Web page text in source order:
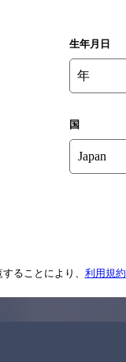
どの掲載情報については、
生年月日
年
国
することにより、 利用規約